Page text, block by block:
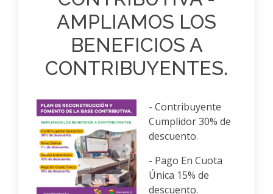
AMPLIAMOS LOS
BENEFICIOS A
CONTRIBUYENTES.
Anterior Siguiente
- Contribuyente
Cumplidor 30% de
descuento.
- Pago En Cuota
Única 15% de
descuento.